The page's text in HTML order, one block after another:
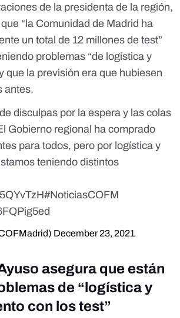
de la presidenta de la región,
“la Comunidad de Madrid ha
un total de 12 millones de test”
problemas “de logística y
que la previsión era que hubiesen
antes.
disculpas por la espera y las colas
Gobierno regional ha comprado
para todos, pero por logística y
teniendo distintos
#NoticiasCOFM
December 23, 2021
asegura que están
de “logística y
con los test”